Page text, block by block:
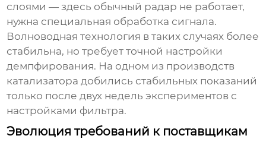
слоями — здесь обычный радар не работает,
нужна специальная обработка сигнала.
Волноводная технология в таких случаях более
стабильна, но требует точной настройки
демпфирования. На одном из производств
катализатора добились стабильных показаний
только после двух недель экспериментов с
настройками фильтра.
Эволюция требований к поставщикам